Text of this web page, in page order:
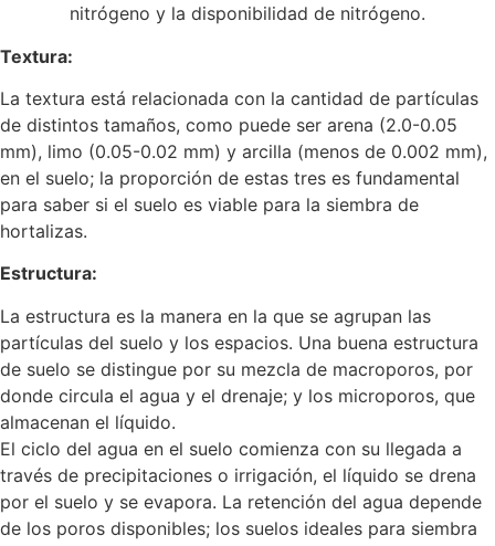
nitrógeno y la disponibilidad de nitrógeno.
Textura:
La textura está relacionada con la cantidad de partículas
de distintos tamaños, como puede ser arena (2.0-0.05
mm), limo (0.05-0.02 mm) y arcilla (menos de 0.002 mm),
en el suelo; la proporción de estas tres es fundamental
para saber si el suelo es viable para la siembra de
hortalizas.
Estructura:
La estructura es la manera en la que se agrupan las
partículas del suelo y los espacios. Una buena estructura
de suelo se distingue por su mezcla de macroporos, por
donde circula el agua y el drenaje; y los microporos, que
almacenan el líquido.
El ciclo del agua en el suelo comienza con su llegada a
través de precipitaciones o irrigación, el líquido se drena
por el suelo y se evapora. La retención del agua depende
de los poros disponibles; los suelos ideales para siembra